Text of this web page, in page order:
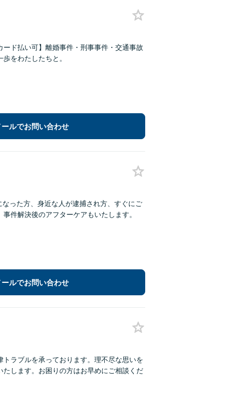
ード払い可】離婚事件・刑事事件・交通事故
をわたしたちと。
ールでお問い合わせ
った方、身近な人が逮捕され方、すぐにご
件解決後のアフターケアもいたします。
ールでお問い合わせ
トラブルを承っております。理不尽な思いを
します。お困りの方はお早めにご相談くだ